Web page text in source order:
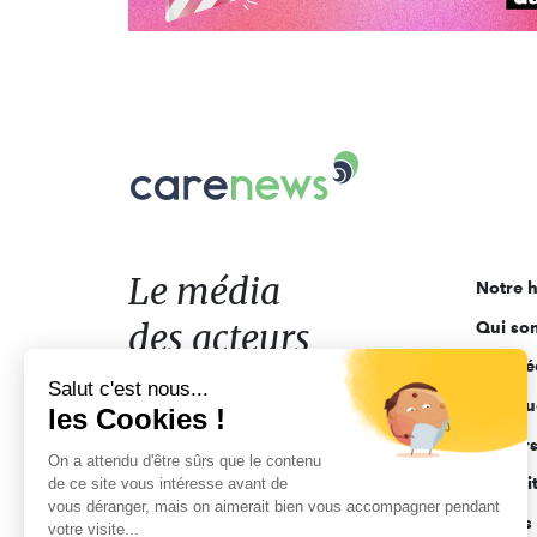
Le
acteurs
de
l'engagement
Le média
des acteurs
de l'engagement
Notre
Qui
Ligne
Salut c'est nous...
les Cookies !
On a attendu d'être sûrs que le contenu
de ce site vous intéresse avant de
vous déranger, mais on aimerait bien vous accompagner pendant
votre visite...